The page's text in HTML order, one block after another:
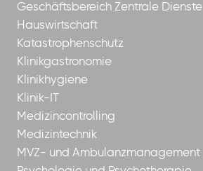
Geschäftsbereich Zentrale Dienste
Hauswirtschaft
Katastrophenschutz
Klinikgastronomie
Klinikhygiene
Klinik-IT
Medizincontrolling
Medizintechnik
MVZ- und Ambulanzmanagement